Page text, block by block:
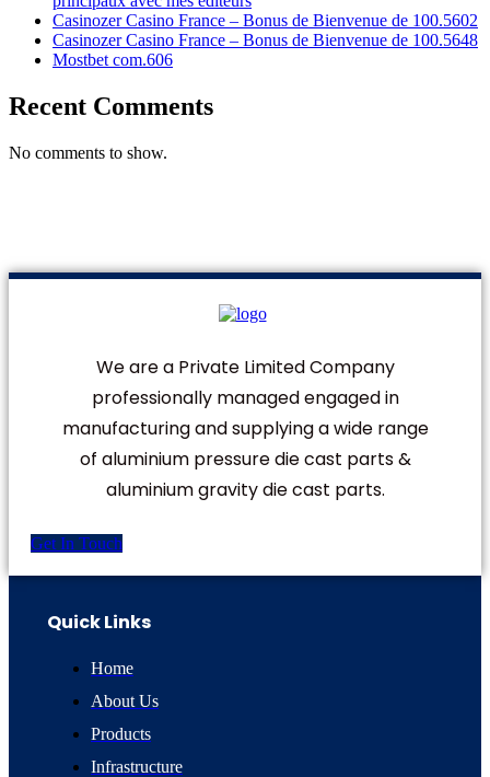
Casinozer Casino France – Bonus de Bienvenue de 100.5602
Casinozer Casino France – Bonus de Bienvenue de 100.5648
Mostbet com.606
Recent Comments
No comments to show.
We are a Private Limited Company
professionally managed engaged in
manufacturing and supplying a wide range
of aluminium pressure die cast parts &
aluminium gravity die cast parts.
Get In Touch
Quick Links
Home
About Us
Products
Infrastructure